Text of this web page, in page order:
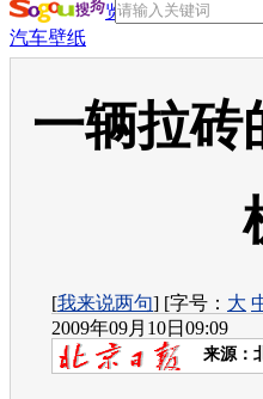
览器
赏
汽车壁纸
一辆拉砖
[我来说两句] [字号： 大
2009年09月10日09:09
来源：